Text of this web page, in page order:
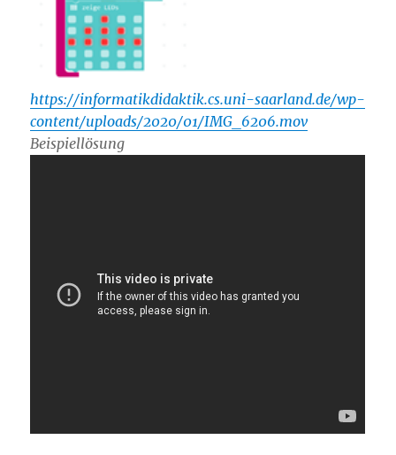
https://informatikdidaktik.cs.uni-saarland.de/wp-
content/uploads/2020/01/IMG_6206.mov
Beispiellösung